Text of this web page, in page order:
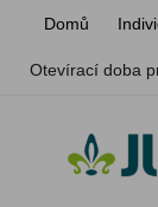
Domů
Otevírací doba